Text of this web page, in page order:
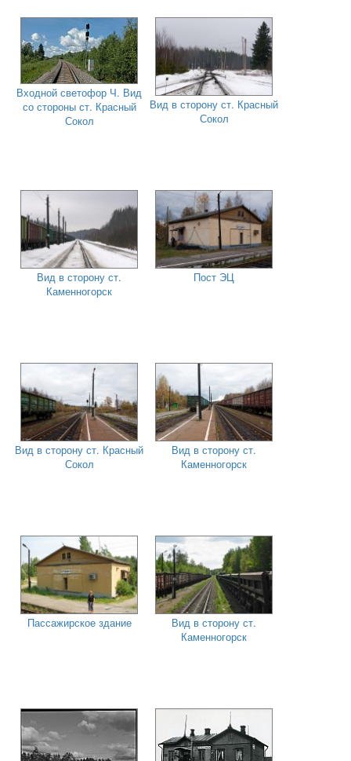
Входной светофор Ч. Вид
со стороны ст. Красный
Сокол
Вид в сторону ст. Красный
Сокол
Вид в сторону ст.
Каменногорск
Пост ЭЦ
Вид в сторону ст. Красный
Сокол
Вид в сторону ст.
Каменногорск
Пассажирское здание
Вид в сторону ст.
Каменногорск